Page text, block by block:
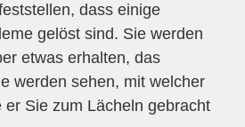
dass einige
gelöst sind. Sie werden
etwas erhalten, das
werden sehen, mit welcher
Sie zum Lächeln gebracht